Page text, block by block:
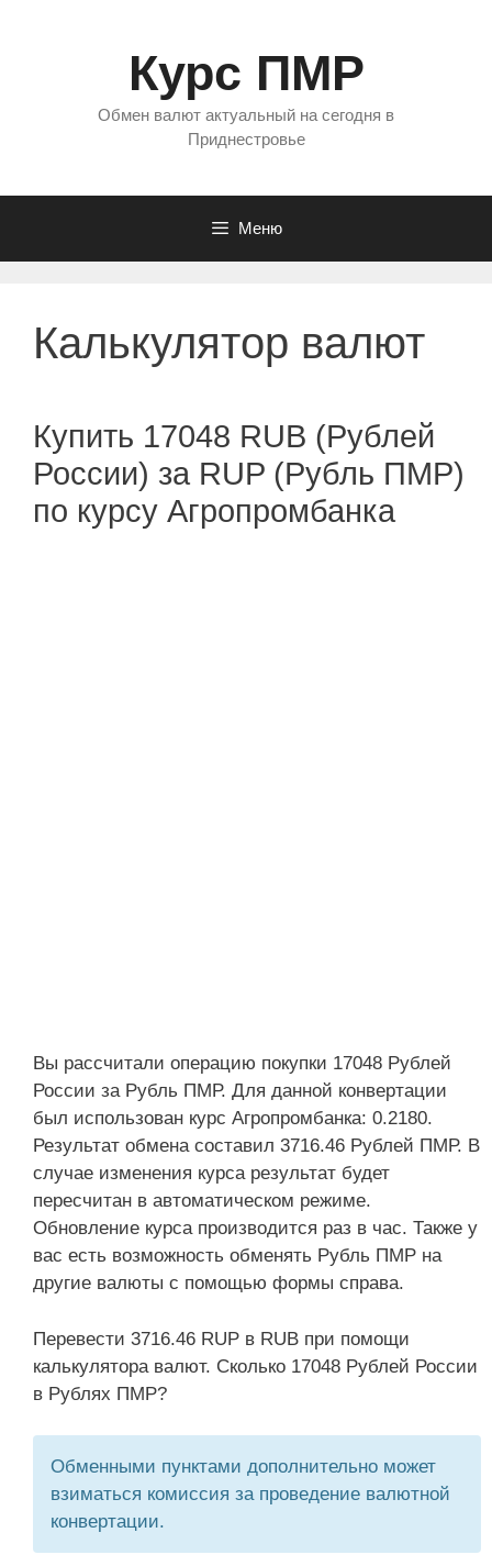
Курс ПМР
Обмен валют актуальный на сегодня в
Приднестровье
Меню
Калькулятор валют
Купить 17048 RUB (Рублей
России) за RUP (Рубль ПМР)
по курсу Агропромбанка
Вы рассчитали операцию покупки 17048 Рублей
России за Рубль ПМР. Для данной конвертации
был использован курс Агропромбанка: 0.2180.
Результат обмена составил 3716.46 Рублей ПМР. В
случае изменения курса результат будет
пересчитан в автоматическом режиме.
Обновление курса производится раз в час. Также у
вас есть возможность обменять Рубль ПМР на
другие валюты с помощью формы справа.
Перевести 3716.46 RUP в RUB при помощи
калькулятора валют. Сколько 17048 Рублей России
в Рублях ПМР?
Обменными пунктами дополнительно может
взиматься комиссия за проведение валютной
конвертации.